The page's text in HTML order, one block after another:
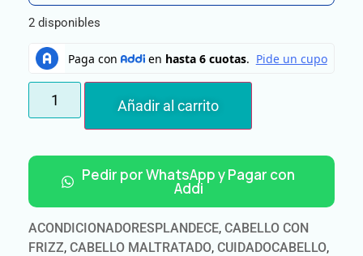
2 disponibles
Añadir al carrito
Pedir por WhatsApp y Pagar con
Addi
ACONDICIONADORESPLANDECE, CABELLO CON
FRIZZ, CABELLO MALTRATADO, CUIDADOCABELLO,